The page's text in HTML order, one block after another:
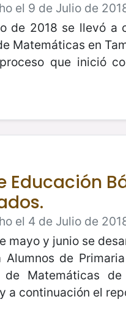
el 9 de Julio de
de 2018 se llevó a
Matemáticas en
que inició
Educación
el 4 de Julio de
mayo y junio se
de
Matemáticas de
a continuación el